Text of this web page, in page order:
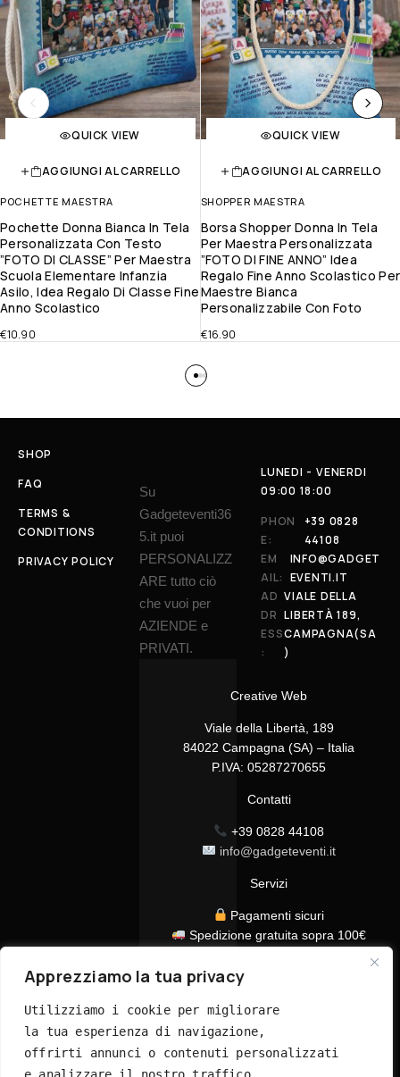
Apprezziamo la tua privacy
Utilizziamo i cookie per migliorare
la tua esperienza di navigazione,
offrirti annunci o contenuti personalizzati
QUICK VIEW
AGGIUNGI AL CARRELLO
POCHETTE MAESTRA
Pochette Donna Bianca In Tela
Personalizzata Con Testo
”FOTO DI CLASSE” Per Maestra
Scuola Elementare Infanzia
Asilo, Idea Regalo Di Classe Fine
Anno Scolastico
€10.90
QUICK VIEW
AGGIUNGI AL CARRELLO
SHOPPER MAESTRA
Borsa Shopper Donna In Tela
Per Maestra Personalizzata
”FOTO DI FINE ANNO” Idea
Regalo Fine Anno Scolastico Per
Maestre Bianca
Personalizzabile Con Foto
€16.90
SHOP
FAQ
TERMS &
CONDITIONS
PRIVACY POLICY
Su
Gadgeteventi36
5.it puoi
PERSONALIZZ
ARE tutto ciò
che vuoi per
AZIENDE e
PRIVATI.
Creative Web
Viale della Libertà, 189
84022 Campagna (SA) – Italia
P.IVA: 05287270655
Contatti
+39 0828 44108
info@gadgeteventi.it
Servizi
Pagamenti sicuri
Spedizione gratuita sopra 100€
Assistenza clienti dedicata
LUNEDI - VENERDI
09:00 18:00
PHON
E:
+39 0828
44108
EM
AIL:
INFO@GADGET
EVENTI.IT
AD
DR
ESS
:
VIALE DELLA
LIBERTÀ 189,
CAMPAGNA(SA
)